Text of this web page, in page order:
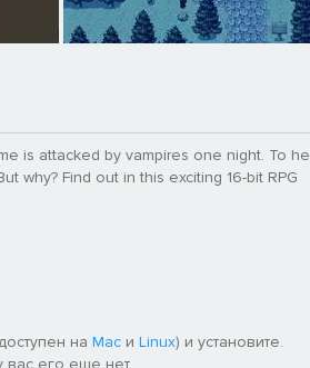
is attacked by vampires one night. To
why? Find out in this exciting 16-bit RPG
на Mac и Linux) и установите.
вас его еще нет.